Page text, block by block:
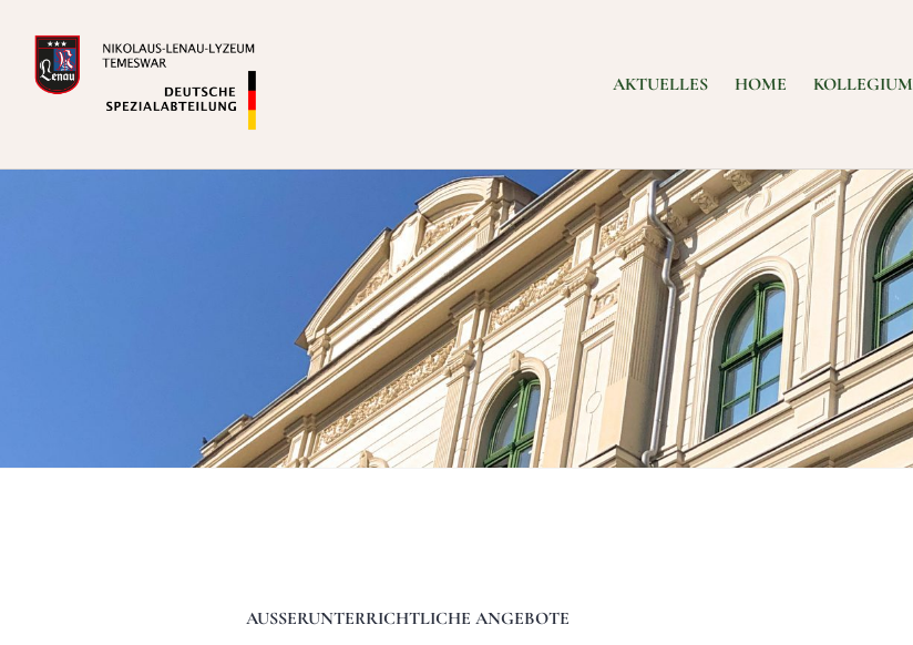
Inhalt
springen
Deutsche Spezialabteilung
AKTUELLES HOME KOLLEGIUM
AUSSERUNTERRICHTLICHE ANGEBOTE